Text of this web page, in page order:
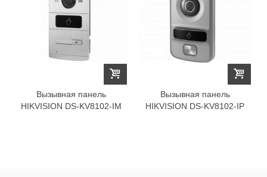
Вызывная панель
HIKVISION DS-KV8102-IM
Вызывная панель
HIKVISION DS-KV8102-IP